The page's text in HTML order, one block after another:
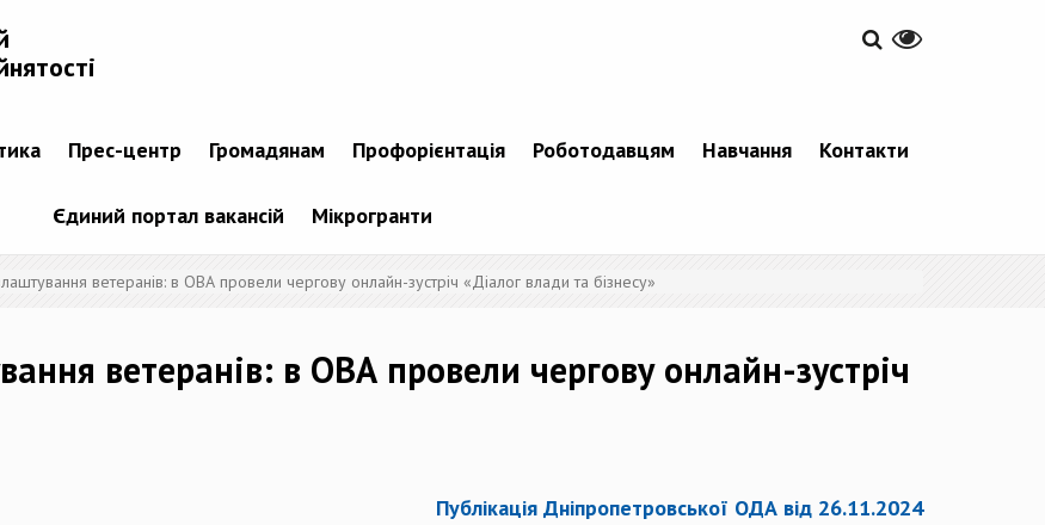
Прес-центр Громадянам Профорієнтація Роботодавцям Навчання Контакти
Єдиний портал вакансій Мікрогранти
ветеранів: в ОВА провели чергову онлайн-зустріч «Діалог влади та бізнесу»
ветеранів: в ОВА провели чергову онлайн-зустріч
Публікація Дніпропетровської ОДА від 26.11.2024